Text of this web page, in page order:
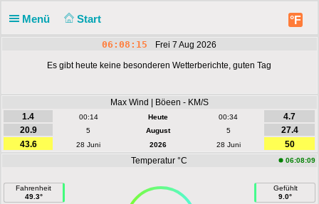
Menü Start °F
06:08:15 Frei 7 Aug 2026
Es gibt heute keine besonderen Wetterberichte, guten Tag
Max Wind | Böeen - KM/S
1.4
00:14 Heute 00:34
4.7
20.9
5 August 5
27.4
43.6
28 Juni 2026 28 Juni
50
Temperatur °C
06:08:09
Fahrenheit
49.3°
Gefühlt
9.0°